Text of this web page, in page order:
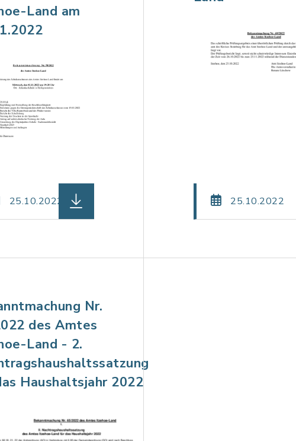
be_71_-_Amt_-
Land am
25.10.2022
herunterladen (Dateiname: be_70_-_Amt_-
25.10.2022
Nr.
des Amtes
Land - 2.
Haushaltsjahr 2022